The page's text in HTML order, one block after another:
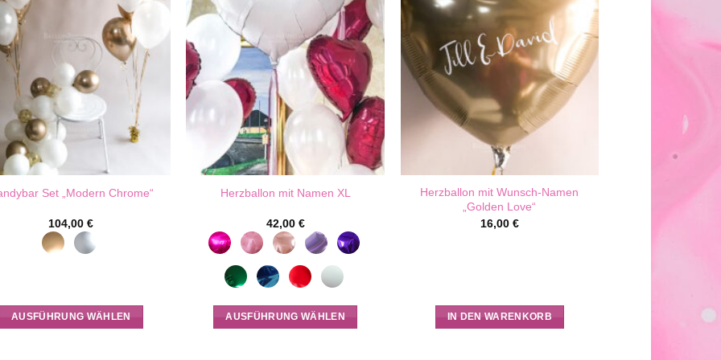
Set „Modern Chrome“
104,00€
AUSFÜHRUNG WÄHLEN
Herzballon mit Namen XL
42,00 €
AUSFÜHRUNG WÄHLEN
Herzballon mit Wunsch-Namen
„Golden Love“
16,00 €
IN DEN WARENKORB